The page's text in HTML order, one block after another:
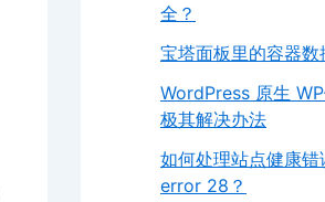
全？
宝塔面板里的容器数
WordPress 原生
极其解决办法
如何处理站点健康错
error 28？